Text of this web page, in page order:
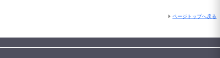
ページトップへ戻る